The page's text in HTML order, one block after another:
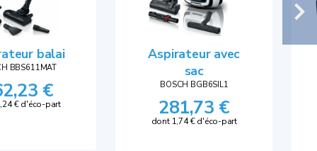
balai
BBS611MAT
€
€ d'éco-part
Aspirateur avec
sac
BOSCH BGB6SIL1
281,73 €
dont 1,74 € d'éco-part